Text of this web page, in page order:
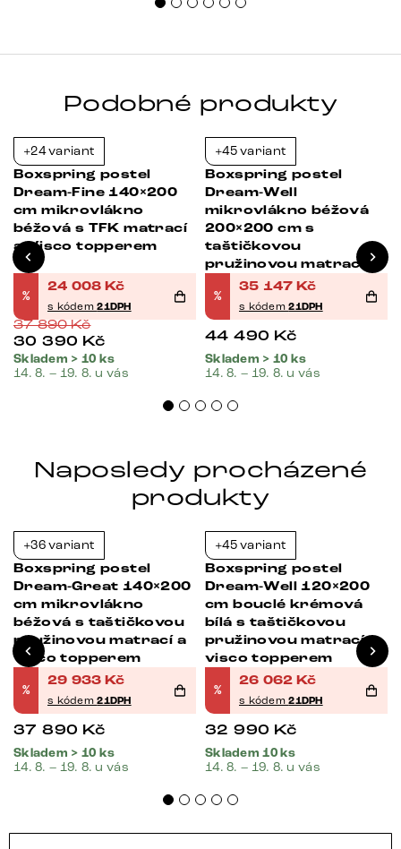
Podobné produkty
+24 variant
Boxspring postel
Dream-Fine 140×200
cm mikrovlákno
béžová s TFK matrací
a Visco topperem
%
24 008 Kč
s kódem21DPH
37 890Kč
30 390 Kč
Skladem > 10 ks
14. 8. – 19. 8. u vás
+45 variant
Boxspring postel
Dream-Well
mikrovlákno béžová
200×200 cm s
taštičkovou
pružinovou matrací a
visco topperem
%
35 147 Kč
s kódem21DPH
44 490 Kč
Skladem > 10 ks
14. 8. – 19. 8. u vás
Naposledy procházené
produkty
+36 variant
Boxspring postel
Dream-Great 140×200
cm mikrovlákno
béžová s taštičkovou
pružinovou matrací a
visco topperem
%
29 933 Kč
s kódem21DPH
37 890 Kč
Skladem > 10 ks
14. 8. – 19. 8. u vás
+45 variant
Boxspring postel
Dream-Well 120×200
cm bouclé krémová
bílá s taštičkovou
pružinovou matrací a
visco topperem
%
26 062 Kč
s kódem21DPH
32 990 Kč
Skladem 10 ks
14. 8. – 19. 8. u vás